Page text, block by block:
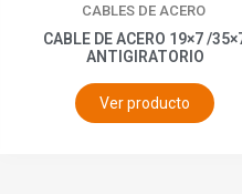
CABLES DE ACERO
CABLE DE ACERO 19×7 /
ANTIGIRATORIO
Ver producto